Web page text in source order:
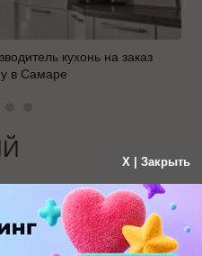
кухонь на заказ
в Самаре
X | Закрыть